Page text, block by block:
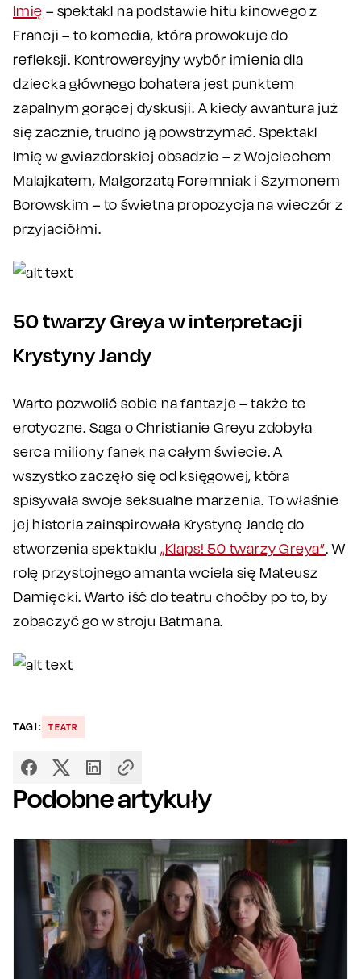
Imię – spektakl na podstawie hitu kinowego z
Francji – to komedia, która prowokuje do
refleksji. Kontrowersyjny wybór imienia dla
dziecka głównego bohatera jest punktem
zapalnym gorącej dyskusji. A kiedy awantura już
się zacznie, trudno ją powstrzymać. Spektakl
Imię w gwiazdorskiej obsadzie – z Wojciechem
Malajkatem, Małgorzatą Foremniak i Szymonem
Borowskim – to świetna propozycja na wieczór z
przyjaciółmi.
50 twarzy Greya w interpretacji
Krystyny Jandy
Warto pozwolić sobie na fantazje – także te
erotyczne. Saga o Christianie Greyu zdobyła
serca miliony fanek na całym świecie. A
wszystko zaczęło się od księgowej, która
spisywała swoje seksualne marzenia. To właśnie
jej historia zainspirowała Krystynę Jandę do
stworzenia spektaklu „Klaps! 50 twarzy Greya”. W
rolę przystojnego amanta wciela się Mateusz
Damięcki. Warto iść do teatru choćby po to, by
zobaczyć go w stroju Batmana.
TAGI: TEATR
Podobne artykuły